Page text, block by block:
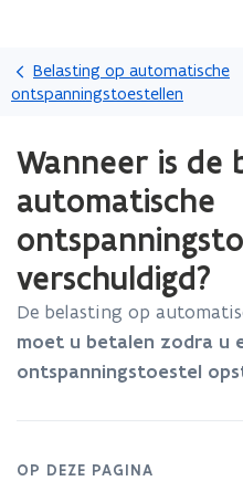
Belasting op automatische
ontspanningstoestellen
Zoeken
met
laden.
zich
op:
Wanneer
belasting
Wanneer is de
automatische
verschuldigd?
De belasting op
moet u betalen zodra u
ontspanningstoestel
OP DEZE PAGINA